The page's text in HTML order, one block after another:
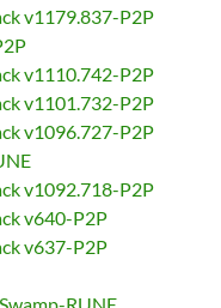
v1179.837-P2P
v1110.742-P2P
v1101.732-P2P
v1096.727-P2P
v1092.718-P2P
v640-P2P
v637-P2P
RUNE